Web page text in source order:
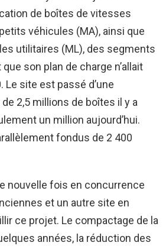
de boîtes de vitesses
véhicules (MA), ainsi que
utilitaires (ML), des segments
son plan de charge n’allait
Le site est passé d’une
2,5 millions de boîtes il y a
un million aujourd’hui.
fondus de 2 400
nouvelle fois en concurrence
et un autre site en
ce projet. Le compactage de la
années, la réduction des